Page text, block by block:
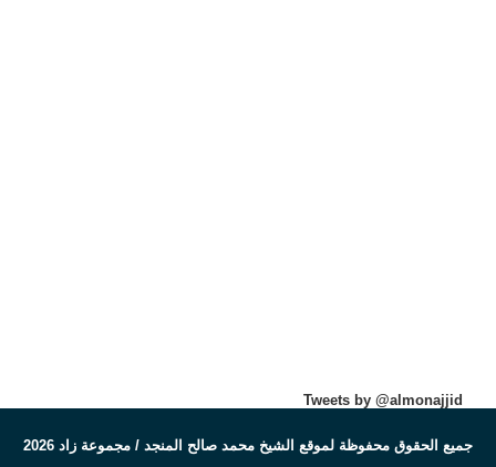
Tweets by @almonajjid
جميع الحقوق محفوظة لموقع الشيخ محمد صالح المنجد / مجموعة زاد 2026